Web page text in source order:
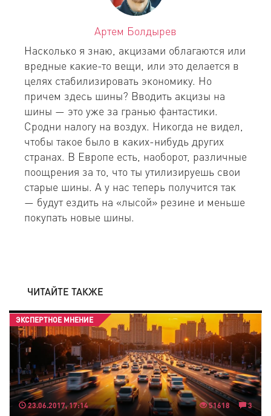
Артем Болдырев
Насколько я знаю, акцизами облагаются или
вредные какие-то вещи, или это делается в
целях стабилизировать экономику. Но
причем здесь шины? Вводить акцизы на
шины — это уже за гранью фантастики.
Сродни налогу на воздух. Никогда не видел,
чтобы такое было в каких-нибудь других
странах. В Европе есть, наоборот, различные
поощрения за то, что ты утилизируешь свои
старые шины. А у нас теперь получится так
— будут ездить на «лысой» резине и меньше
покупать новые шины.
ЧИТАЙТЕ ТАКЖЕ
23.06.2017, 17:14 51618 3
ЭКСПЕРТНОЕ МНЕНИЕ